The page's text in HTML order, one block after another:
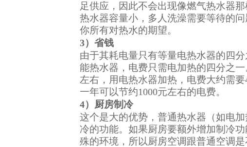
足供应，因此不会出现像燃气热水器
热水器容量小，多人洗澡需要等待的
你所有对热水的期望。
3） 省钱
由于其耗电量只有等量电热水器的四
能热水器，电费只需电加热的四分之
左右，用电热水器加热，电费大约需
一年可以节约1000元左右的电费。
4） 厨房制冷
这个是大的优势，普通热水器（如电
冷的功能。如果厨房要额外增加制冷
殊的环境，所以厨房空调跟普通空调